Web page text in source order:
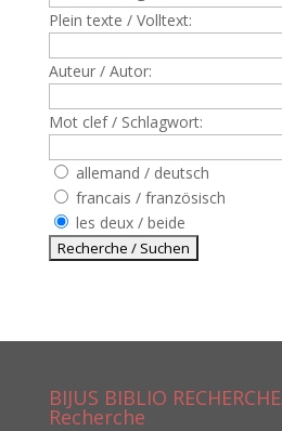
Plein texte / Volltext:
Auteur / Autor:
Mot clef / Schlagwort:
allemand / deutsch
francais / französisch
les deux / beide
BIJUS BIBLIO
Recherche